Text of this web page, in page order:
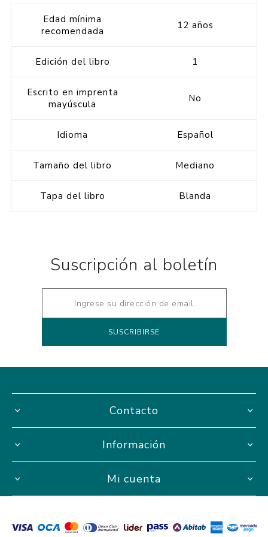
Edad mínima
recomendada
12 años
Edición del libro 1
Escrito en imprenta
mayúscula
No
Idioma Español
Tamaño del libro Mediano
Tapa del libro Blanda
Suscripción al boletín
Contacto
Información
Mi cuenta